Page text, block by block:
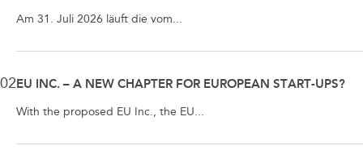
Am 31. Juli 2026 läuft die vom...
02 EU INC. – A NEW CHAPTER FOR EUROPEAN START-UPS?
With the proposed EU Inc., the EU...